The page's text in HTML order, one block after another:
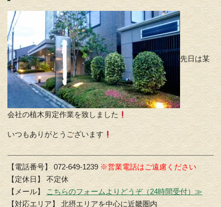
先日は某
会社の植木剪定作業を致しました
いつもありがとうございます
【電話番号】 072-649-1239 ※営業電話はご遠慮ください
【定休日】 不定休
【メール】 こちらのフォームよりどうぞ（24時間受付）≫
【対応エリア】 北摂エリアを中心に近畿圏内